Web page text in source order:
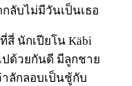
ลับไม่มีวันเป็นเธอ
สี่ นักเปียโน Käbi
ปด้วยกันดี มีลูกชาย
ลักลอบเป็นชู้กับ